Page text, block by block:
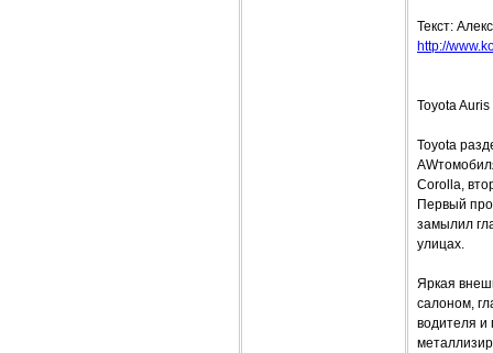
Текст:
http://
Toyota
Toyota
Corolla,
Первый
замылил
улицах.
Яркая
салоном,
водителя и